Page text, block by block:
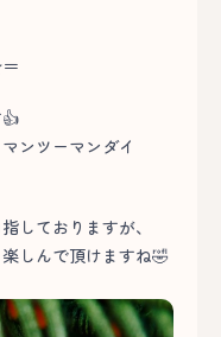
ンツーマンダイ
しておりますが、
しんで頂けますね🤣